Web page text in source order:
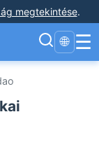
megtekintése.
🌐 ☰